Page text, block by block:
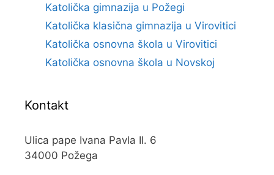
Katolička gimnazija u Požegi
Katolička klasična gimnazija u Virovitici
Katolička osnovna škola u Virovitici
Katolička osnovna škola u Novskoj
Kontakt
Ulica pape Ivana Pavla II. 6
34000 Požega